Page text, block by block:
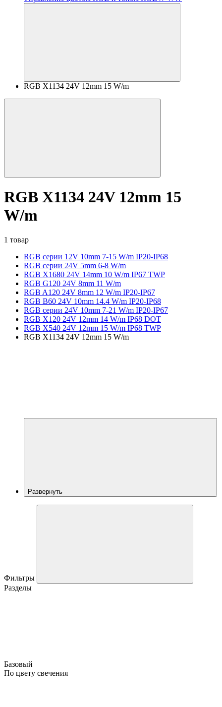
RGB X1134 24V 12mm 15 W/m
RGB X1134 24V 12mm 15
W/m
1 товар
RGB серии 12V 10mm 7-15 W/m IP20-IP68
RGB серии 24V 5mm 6-8 W/m
RGB X1680 24V 14mm 10 W/m IP67 TWP
RGB G120 24V 8mm 11 W/m
RGB A120 24V 8mm 12 W/m IP20-IP67
RGB B60 24V 10mm 14.4 W/m IP20-IP68
RGB серии 24V 10mm 7-21 W/m IP20-IP67
RGB X120 24V 12mm 14 W/m IP68 DOT
RGB X540 24V 12mm 15 W/m IP68 TWP
RGB X1134 24V 12mm 15 W/m
Развернуть
Фильтры
Разделы
Базовый
По цвету свечения